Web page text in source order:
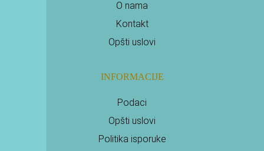
O nama
Kontakt
Opšti uslovi
INFORMACIJE
Podaci
Opšti uslovi
Politika isporuke